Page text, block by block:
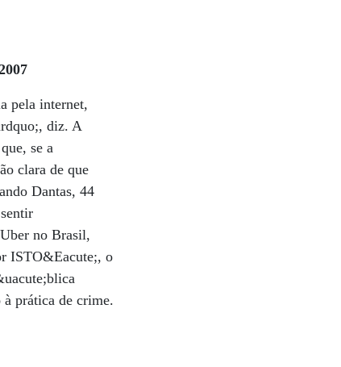
pela internet,
diz. A
se a
clara de que
Dantas, 44
no Brasil,
ISTO&Eacute;, o
prática de crime.